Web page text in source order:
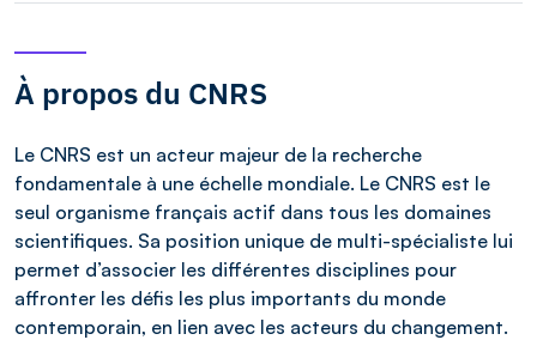
À propos du CNRS
Le CNRS est un acteur majeur de la recherche
fondamentale à une échelle mondiale. Le CNRS est le
seul organisme français actif dans tous les domaines
scientifiques. Sa position unique de multi-spécialiste lui
permet d’associer les différentes disciplines pour
affronter les défis les plus importants du monde
contemporain, en lien avec les acteurs du changement.